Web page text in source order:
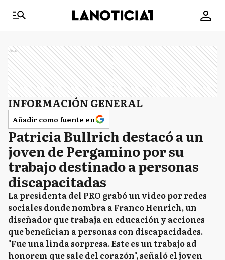
Ads
INFORMACIÓN GENERAL
Añadir como fuente en
Patricia Bullrich destacó a un
joven de Pergamino por su
trabajo destinado a personas
discapacitadas
La presidenta del PRO grabó un video por redes
sociales donde nombra a Franco Henrich, un
diseñador que trabaja en educación y acciones
que benefician a personas con discapacidades.
"Fue una linda sorpresa. Este es un trabajo ad
honorem que sale del corazón", señaló el joven